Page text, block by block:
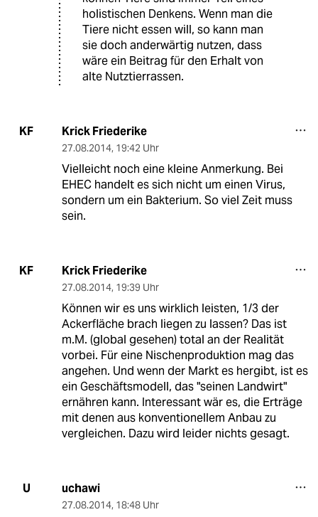
holistischen Denkens. Wenn man die
Tiere nicht essen will, so kann man
sie doch anderwärtig nutzen, dass
wäre ein Beitrag für den Erhalt von
alte Nutztierrassen.
KF Krick Friederike
27.08.2014, 19:42 Uhr
Vielleicht noch eine kleine Anmerkung. Bei
EHEC handelt es sich nicht um einen Virus,
sondern um ein Bakterium. So viel Zeit muss
sein.
KF Krick Friederike
27.08.2014, 19:39 Uhr
Können wir es uns wirklich leisten, 1/3 der
Ackerfläche brach liegen zu lassen? Das ist
m.M. (global gesehen) total an der Realität
vorbei. Für eine Nischenproduktion mag das
angehen. Und wenn der Markt es hergibt, ist es
ein Geschäftsmodell, das "seinen Landwirt"
ernähren kann. Interessant wär es, die Erträge
mit denen aus konventionellem Anbau zu
vergleichen. Dazu wird leider nichts gesagt.
U uchawi
27.08.2014, 18:48 Uhr